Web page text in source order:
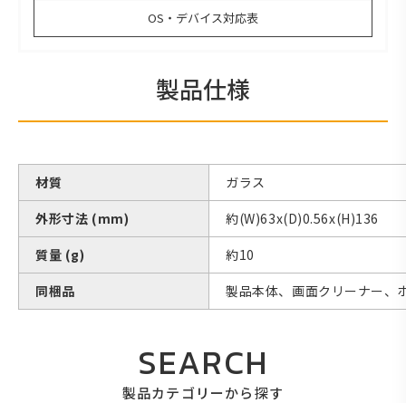
OS・デバイス対応表
製品仕様
材質
ガラス
外形寸法 (mm)
約(W)63x(D)0.56x(H)136
質量 (g)
約10
同梱品
製品本体、画面クリーナー、
SEARCH
製品カテゴリーから探す